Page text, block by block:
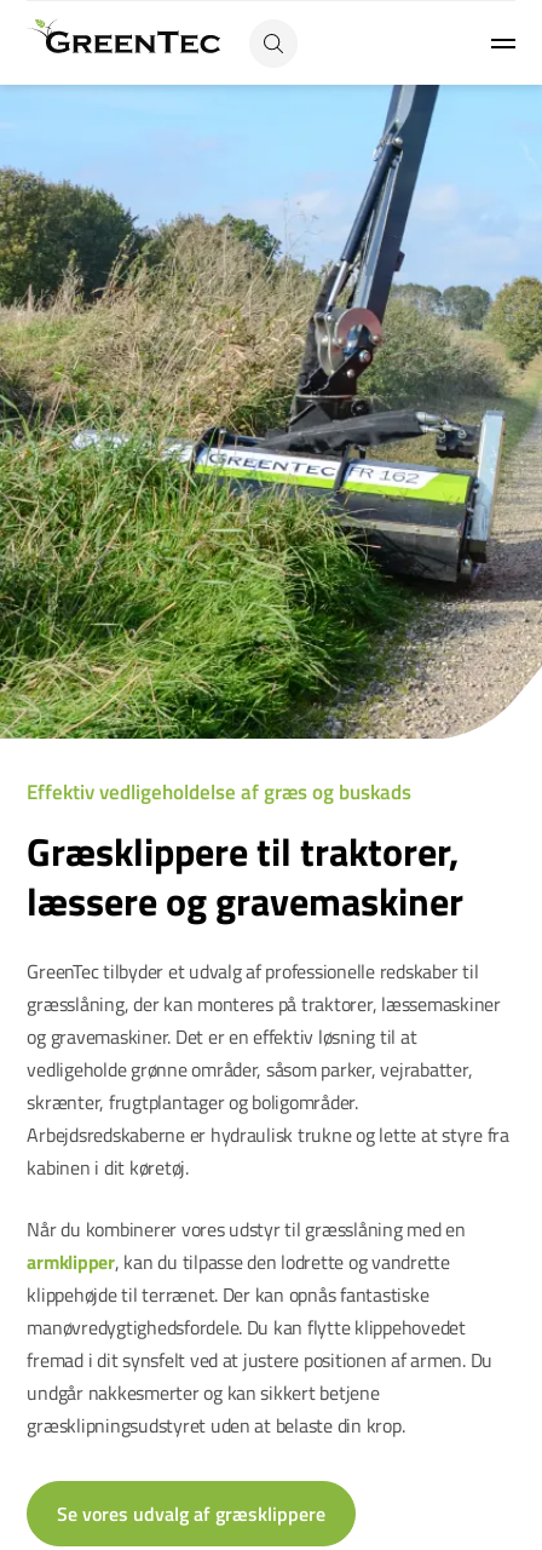
Effektiv vedligeholdelse af græs og buskads
Græsklippere til traktorer,
læssere og gravemaskiner
GreenTec tilbyder et udvalg af professionelle redskaber til
græsslåning, der kan monteres på traktorer, læssemaskiner
og gravemaskiner. Det er en effektiv løsning til at
vedligeholde grønne områder, såsom parker, vejrabatter,
skrænter, frugtplantager og boligområder.
Arbejdsredskaberne er hydraulisk trukne og lette at styre fra
kabinen i dit køretøj.
Når du kombinerer vores udstyr til græsslåning med en
armklipper, kan du tilpasse den lodrette og vandrette
klippehøjde til terrænet. Der kan opnås fantastiske
manøvredygtighedsfordele. Du kan flytte klippehovedet
fremad i dit synsfelt ved at justere positionen af armen. Du
undgår nakkesmerter og kan sikkert betjene
græsklipningsudstyret uden at belaste din krop.
Se vores udvalg af græsklippere